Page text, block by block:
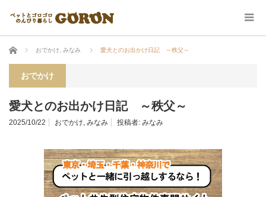
ホーム おでかけ みなみ 愛犬とのお出かけ日記 ～秩父～
おでかけ
愛犬とのお出かけ日記 ～秩父～
2025/10/22 おでかけ, みなみ 投稿者: みなみ